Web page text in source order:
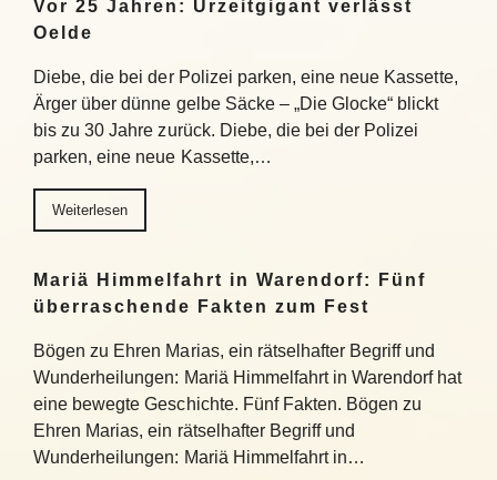
Vor 25 Jahren: Urzeitgigant verlässt
Oelde
Diebe, die bei der Polizei parken, eine neue Kassette,
Ärger über dünne gelbe Säcke – „Die Glocke“ blickt
bis zu 30 Jahre zurück. Diebe, die bei der Polizei
parken, eine neue Kassette,…
Weiterlesen
Mariä Himmelfahrt in Warendorf: Fünf
überraschende Fakten zum Fest
Bögen zu Ehren Marias, ein rätselhafter Begriff und
Wunderheilungen: Mariä Himmelfahrt in Warendorf hat
eine bewegte Geschichte. Fünf Fakten. Bögen zu
Ehren Marias, ein rätselhafter Begriff und
Wunderheilungen: Mariä Himmelfahrt in…